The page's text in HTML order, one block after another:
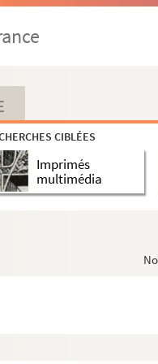
CIBLÉES
Imprimés
multimédia